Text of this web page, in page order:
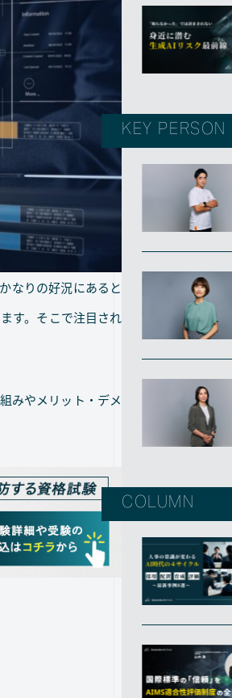
なりの好況にあると
す。そこで注目され
みやメリット・デメ
KEY PERSON
COLUMN